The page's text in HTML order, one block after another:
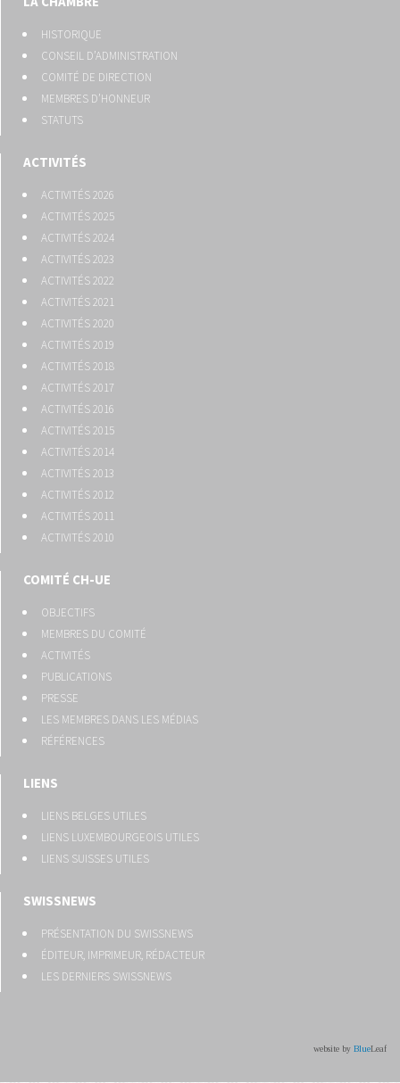
HISTORIQUE
CONSEIL D’ADMINISTRATION
COMITÉ DE DIRECTION
MEMBRES D’HONNEUR
STATUTS
ACTIVITÉS
ACTIVITÉS 2026
ACTIVITÉS 2025
ACTIVITÉS 2024
ACTIVITÉS 2023
ACTIVITÉS 2022
ACTIVITÉS 2021
ACTIVITÉS 2020
ACTIVITÉS 2019
ACTIVITÉS 2018
ACTIVITÉS 2017
ACTIVITÉS 2016
ACTIVITÉS 2015
ACTIVITÉS 2014
ACTIVITÉS 2013
ACTIVITÉS 2012
ACTIVITÉS 2011
ACTIVITÉS 2010
COMITÉ CH-UE
OBJECTIFS
MEMBRES DU COMITÉ
ACTIVITÉS
PUBLICATIONS
PRESSE
LES MEMBRES DANS LES MÉDIAS
RÉFÉRENCES
LIENS
LIENS BELGES UTILES
LIENS LUXEMBOURGEOIS UTILES
LIENS SUISSES UTILES
SWISSNEWS
PRÉSENTATION DU SWISSNEWS
ÉDITEUR, IMPRIMEUR, RÉDACTEUR
LES DERNIERS SWISSNEWS
website by BlueLeaf